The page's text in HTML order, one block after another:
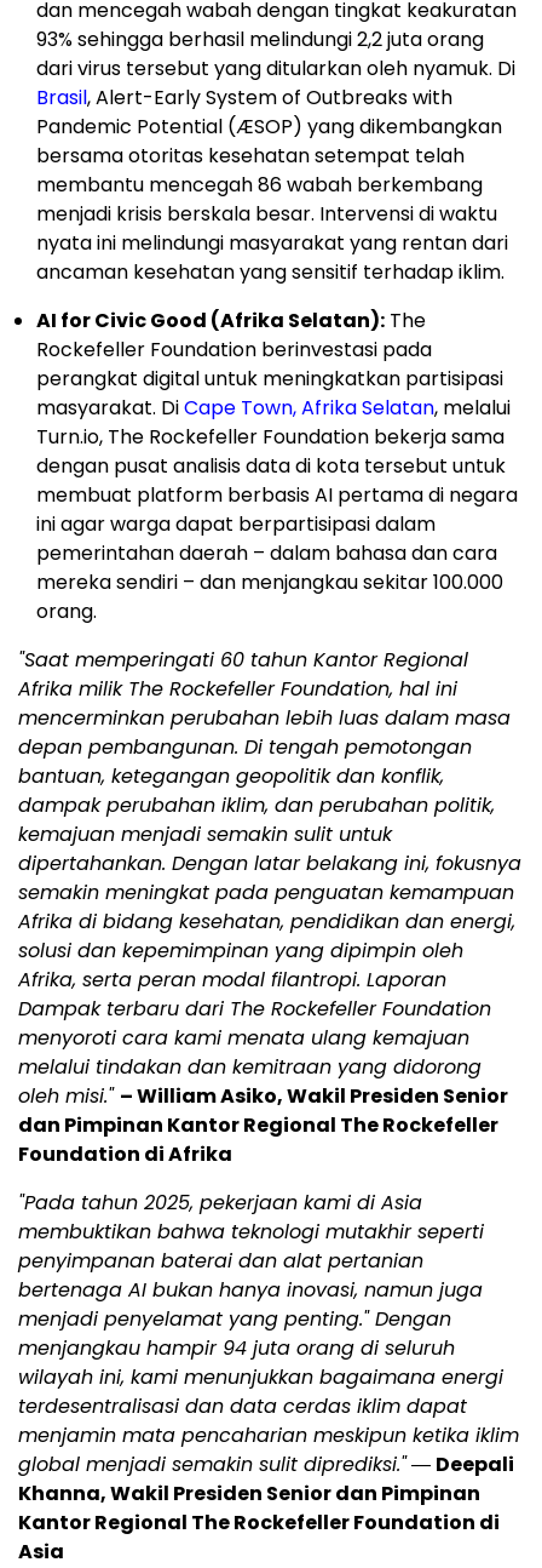
dan mencegah wabah dengan tingkat keakuratan
93% sehingga berhasil melindungi 2,2 juta orang
dari virus tersebut yang ditularkan oleh nyamuk. Di
Brasil, Alert-Early System of Outbreaks with
Pandemic Potential (ÆSOP) yang dikembangkan
bersama otoritas kesehatan setempat telah
membantu mencegah 86 wabah berkembang
menjadi krisis berskala besar. Intervensi di waktu
nyata ini melindungi masyarakat yang rentan dari
ancaman kesehatan yang sensitif terhadap iklim.
AI for Civic Good (Afrika Selatan): The
Rockefeller Foundation berinvestasi pada
perangkat digital untuk meningkatkan partisipasi
masyarakat. DiCape Town, Afrika Selatan, melalui
Turn.io, The Rockefeller Foundation bekerja sama
dengan pusat analisis data di kota tersebut untuk
membuat platform berbasis AI pertama di negara
ini agar warga dapat berpartisipasi dalam
pemerintahan daerah – dalam bahasa dan cara
mereka sendiri – dan menjangkau sekitar 100.000
orang.
"Saat memperingati 60 tahun Kantor Regional
Afrika milik The Rockefeller Foundation, hal ini
mencerminkan perubahan lebih luas dalam masa
depan pembangunan. Di tengah pemotongan
bantuan, ketegangan geopolitik dan konflik,
dampak perubahan iklim, dan perubahan politik,
kemajuan menjadi semakin sulit untuk
dipertahankan. Dengan latar belakang ini, fokusnya
semakin meningkat pada penguatan kemampuan
Afrika di bidang kesehatan, pendidikan dan energi,
solusi dan kepemimpinan yang dipimpin oleh
Afrika, serta peran modal filantropi. Laporan
Dampak terbaru dari The Rockefeller Foundation
menyoroti cara kami menata ulang kemajuan
melalui tindakan dan kemitraan yang didorong
oleh misi." – William Asiko, Wakil Presiden Senior
dan Pimpinan Kantor Regional The Rockefeller
Foundation di Afrika
"Pada tahun 2025, pekerjaan kami di Asia
membuktikan bahwa teknologi mutakhir seperti
penyimpanan baterai dan alat pertanian
bertenaga AI bukan hanya inovasi, namun juga
menjadi penyelamat yang penting." Dengan
menjangkau hampir 94 juta orang di seluruh
wilayah ini, kami menunjukkan bagaimana energi
terdesentralisasi dan data cerdas iklim dapat
menjamin mata pencaharian meskipun ketika iklim
global menjadi semakin sulit diprediksi."― Deepali
Khanna, Wakil Presiden Senior dan Pimpinan
Kantor Regional The Rockefeller Foundation di
Asia